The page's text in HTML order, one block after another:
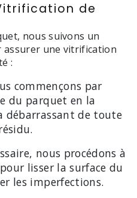
de
nous suivons un
assurer une vitrification
:
commençons par
du parquet en la
débarrassant de toute
nous procédons à
lisser la surface du
les imperfections.